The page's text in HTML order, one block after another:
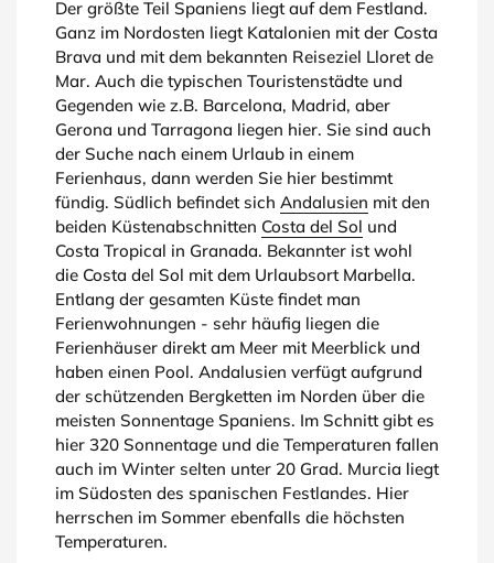
Der größte Teil Spaniens liegt auf dem Festland.
Ganz im Nordosten liegt Katalonien mit der Costa
Brava und mit dem bekannten Reiseziel Lloret de
Mar. Auch die typischen Touristenstädte und
Gegenden wie z.B. Barcelona, Madrid, aber
Gerona und Tarragona liegen hier. Sie sind auch
der Suche nach einem Urlaub in einem
Ferienhaus, dann werden Sie hier bestimmt
fündig. Südlich befindet sich Andalusien mit den
beiden Küstenabschnitten Costa del Sol und
Costa Tropical in Granada. Bekannter ist wohl
die Costa del Sol mit dem Urlaubsort Marbella.
Entlang der gesamten Küste findet man
Ferienwohnungen - sehr häufig liegen die
Ferienhäuser direkt am Meer mit Meerblick und
haben einen Pool. Andalusien verfügt aufgrund
der schützenden Bergketten im Norden über die
meisten Sonnentage Spaniens. Im Schnitt gibt es
hier 320 Sonnentage und die Temperaturen fallen
auch im Winter selten unter 20 Grad. Murcia liegt
im Südosten des spanischen Festlandes. Hier
herrschen im Sommer ebenfalls die höchsten
Temperaturen.